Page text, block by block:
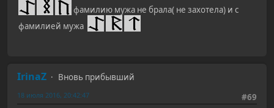
фамилию мужа не брала( не захотела) и с
фамилией мужа
IrinaZ
Вновь прибывший
#69
18 июля 2016, 20:42:47